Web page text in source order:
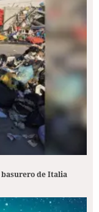
de Italia